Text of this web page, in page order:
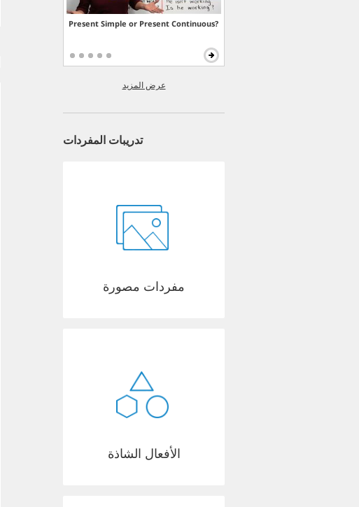
Present Simple or Present Continuous?
عرض المزيد
تدريبات المفردات
مفردات مصورة
الأفعال الشاذة